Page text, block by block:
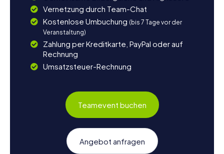
Vernetzung durch Team-Chat
Kostenlose Umbuchung (bis 7 Tage vor der
Veranstaltung)
Zahlung per Kreditkarte, PayPal oder auf
Rechnung
Umsatzsteuer-Rechnung
Teamevent buchen
Angebot anfragen